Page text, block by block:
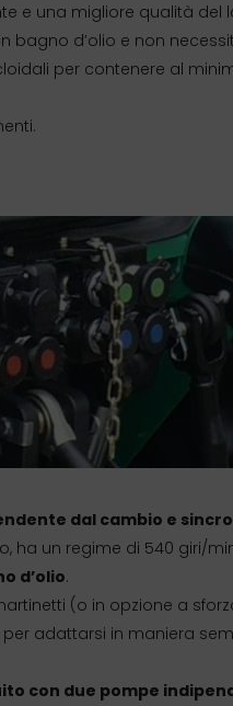
e una migliore qualità del
bagno d’olio e non
per contenere al
dal cambio e
ha un regime di 540 giri/
d’olio.
(o in opzione a
adattarsi in maniera
con due pompe